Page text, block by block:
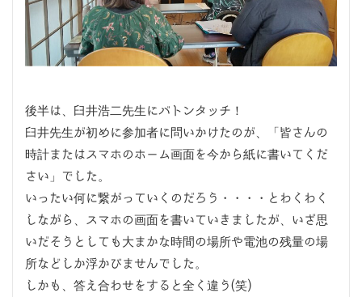
後半は、臼井浩二先生にバトンタッチ！
臼井先生が初めに参加者に問いかけたのが、「皆さんの
時計またはスマホのホーム画面を今から紙に書いてくだ
さい」でした。
いったい何に繋がっていくのだろう・・・・とわくわく
しながら、スマホの画面を書いていきましたが、いざ思
いだそうとしても大まかな時間の場所や電池の残量の場
所などしか浮かびませんでした。
しかも、答え合わせをすると全く違う(笑)